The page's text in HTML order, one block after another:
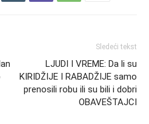
Sledeći tekst
LJUDI I VREME: Da li su
KIRIDŽIJE I RABADŽIJE samo
prenosili robu ili su bili i dobri
OBAVEŠTAJCI